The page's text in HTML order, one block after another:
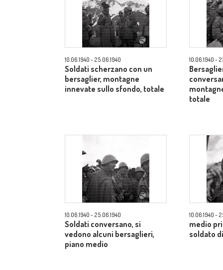
10.06.1940 - 25.06.1940
Soldati scherzano con un
bersaglier, montagne
innevate sullo sfondo, totale
10.06.1940 -
totale
10.06.1940 - 25.06.1940
Soldati conversano, si
vedono alcuni bersaglieri,
piano medio
10.06.1940 -
medio
soldato